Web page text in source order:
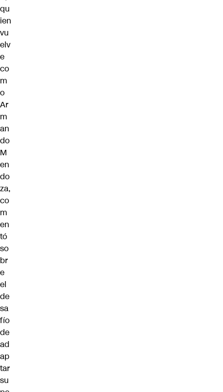
qu
ien
vu
elv
e
co
m
o
Ar
m
an
do
M
en
do
za,
co
m
en
tó
so
br
e
el
de
sa
fío
de
ad
ap
tar
su